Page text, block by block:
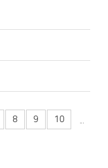
8 9 10